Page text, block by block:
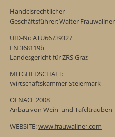
Handelsrechtlicher
Geschäftsführer: Walter Frauwallner
UID-Nr: ATU66739327
FN 368119b
Landesgericht für ZRS Graz
MITGLIEDSCHAFT:
Wirtschaftskammer Steiermark
OENACE 2008
Anbau von Wein- und Tafeltrauben
WEBSITE:www.frauwallner.com